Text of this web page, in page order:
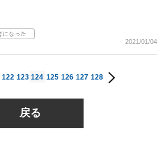
2021/01/04
122 123 124 125 126 127 128
戻る